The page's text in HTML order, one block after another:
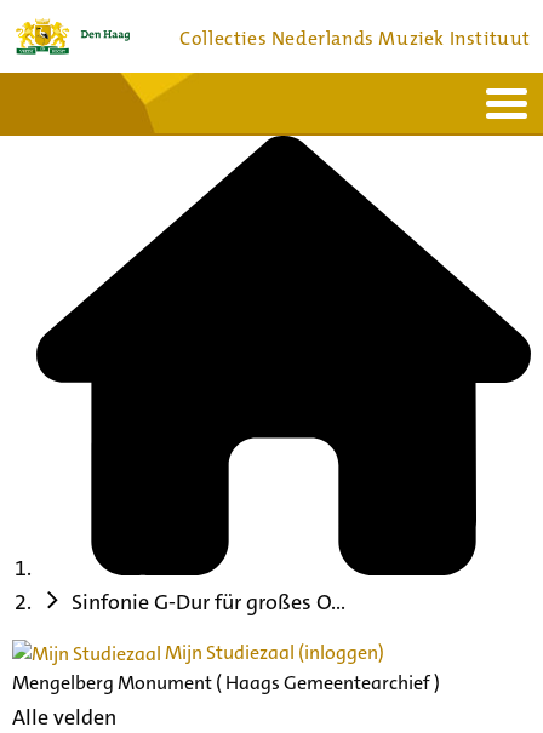
Collecties Nederlands Muziek Instituut
Bronnen en collecties
Sinfonie G-Dur für großes O...
Mijn Studiezaal (inloggen)
Mengelberg Monument ( Haags Gemeentearchief )
Alle velden